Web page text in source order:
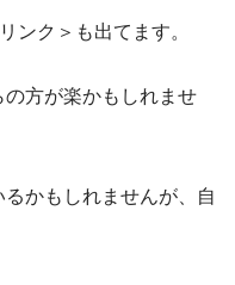
ンク＞も出てます。
方が楽かもしれませ
かもしれませんが、自